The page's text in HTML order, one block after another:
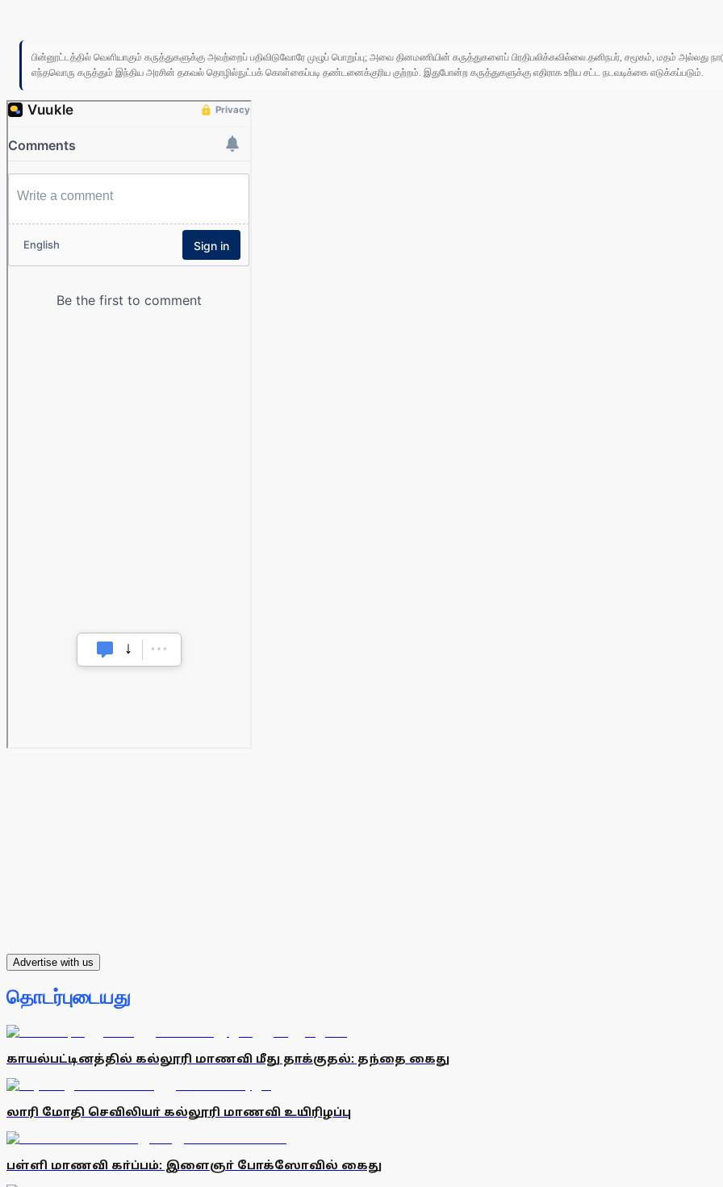
பின்னூட்டத்தில் வெளியாகும் கருத்துகளுக்கு அவற்றைப் பதிவிடுவோரே முழுப் பொறுப்பு; அவை தினமணியின் கருத்துகளைப் பிரதிபலிக்கவில்லை.தனிநபர், சமூகம், மதம் அல்லது
எந்தவொரு கருத்தும் இந்திய அரசின் தகவல் தொழில்நுட்பக் கொள்கைப்படி தண்டனைக்குரிய குற்றம். இதுபோன்ற கருத்துகளுக்கு எதிராக உரிய சட்ட நடவடிக்கை எடுக்கப்படும்.
Advertise with us
தொடர்புடையது
காயல்பட்டினத்தில் கல்லூரி மாணவி மீது தாக்குதல்: தந்தை கைது
லாரி மோதி செவிலியா் கல்லூரி மாணவி உயிரிழப்பு
பள்ளி மாணவி கா்ப்பம்: இளைஞா் போக்ஸோவில் கைது